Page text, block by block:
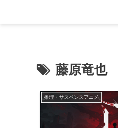
藤原竜也
推理・サスペンスアニメ